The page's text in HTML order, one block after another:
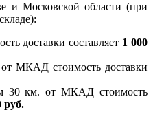
и Московской области (при
доставки составляет 1 000
МКАД стоимость доставки
30 км. от МКАД стоимость
руб.